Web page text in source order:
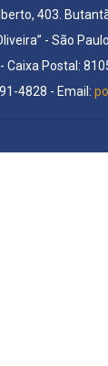
403.
- São
- Caixa Postal:
4828 - Email: